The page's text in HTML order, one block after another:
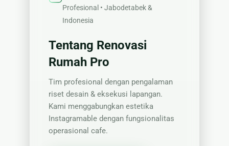
Profesional • Jabodetabek &
Indonesia
Tentang Renovasi
Rumah Pro
Tim profesional dengan pengalaman
riset desain & eksekusi lapangan.
Kami menggabungkan estetika
Instagramable dengan fungsionalitas
operasional cafe.